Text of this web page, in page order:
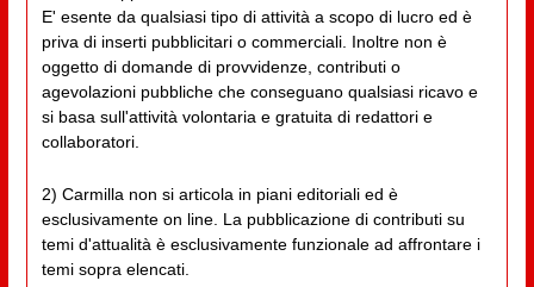
E' esente da qualsiasi tipo di attività a scopo di lucro ed è
priva di inserti pubblicitari o commerciali. Inoltre non è
oggetto di domande di provvidenze, contributi o
agevolazioni pubbliche che conseguano qualsiasi ricavo e
si basa sull'attività volontaria e gratuita di redattori e
collaboratori.
2) Carmilla non si articola in piani editoriali ed è
esclusivamente on line. La pubblicazione di contributi su
temi d'attualità è esclusivamente funzionale ad affrontare i
temi sopra elencati.